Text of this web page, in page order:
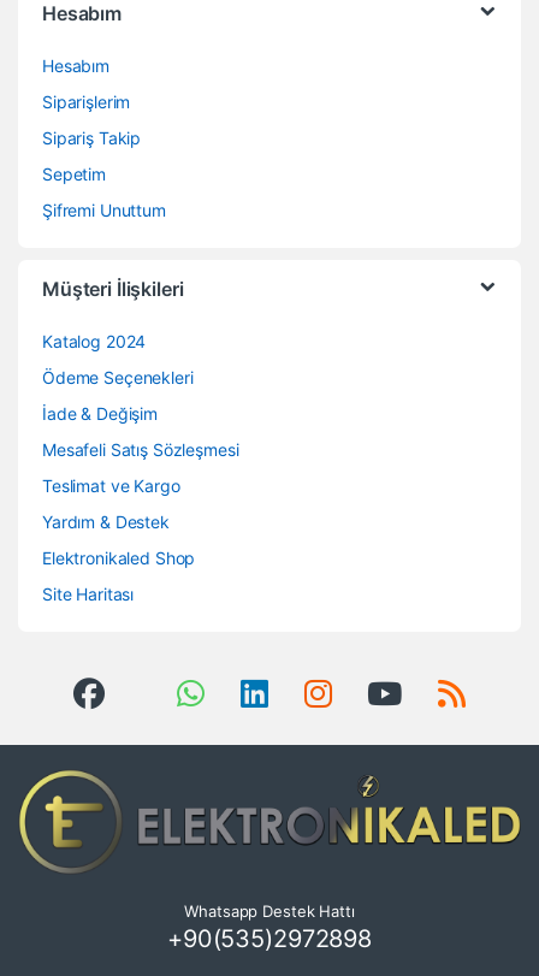
Hesabım
Hesabım
Siparişlerim
Sipariş Takip
Sepetim
Şifremi Unuttum
Müşteri İlişkileri
Katalog 2024
Ödeme Seçenekleri
İade & Değişim
Mesafeli Satış Sözleşmesi
Teslimat ve Kargo
Yardım & Destek
Elektronikaled Shop
Site Haritası
Whatsapp Destek Hattı
+90(535)2972898